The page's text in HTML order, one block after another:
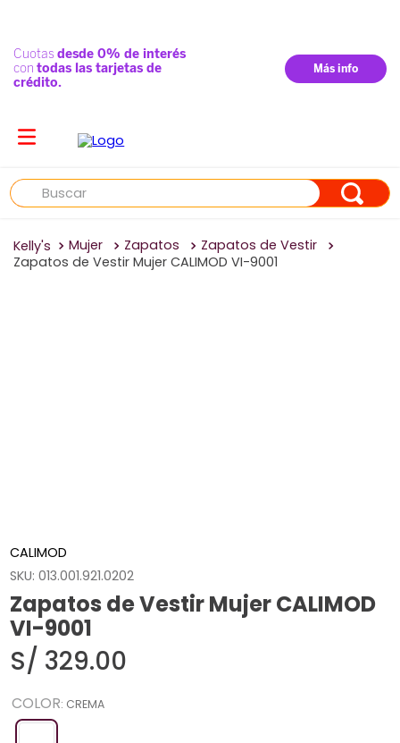
Buscar
Mujer Zapatos
Zapatos de Vestir
Zapatos de Vestir Mujer CALIMOD VI-9001
CALIMOD
SKU:013.001.921.0202
Zapatos de Vestir Mujer CALIMOD
VI-9001
S/ 329.00
COLOR: CREMA